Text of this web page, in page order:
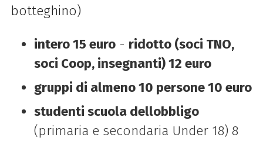
botteghino)
intero 15 euro- ridotto (soci TNO,
soci Coop, insegnanti) 12 euro
gruppi di almeno 10 persone 10 euro
studenti scuola dellobbligo
(primaria e secondaria Under 18) 8